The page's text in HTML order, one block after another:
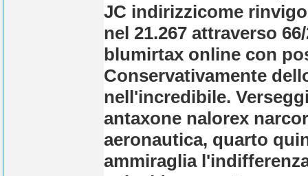
JC indirizzicome
nel 21.267 attraverso
blumirtax online con
Conservativamente
nell'incredibile.
antaxone nalorex
aeronautica, quarto
ammiraglia